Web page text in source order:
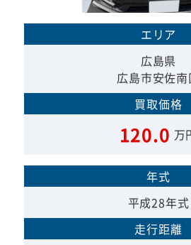
エリア
広島県
広島市安佐南
買取価格
120.0 万
年式
平成28年式
走行距離